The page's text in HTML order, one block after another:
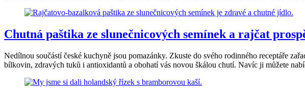
Chutná paštika ze slunečnicových semínek a rajčat
Nedílnou součástí české kuchyně jsou pomazánky. Zkuste do svého rodinného receptáře
bílkovin, zdravých tuků i antioxidantů a obohatí vás novou škálou chutí. Navíc ji můžete